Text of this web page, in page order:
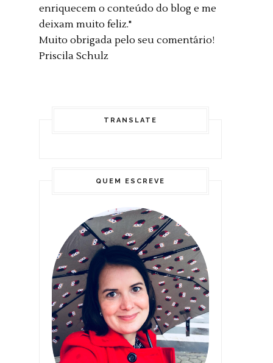
enriquecem o conteúdo do blog e me
deixam muito feliz."
Muito obrigada pelo seu comentário!
Priscila Schulz
TRANSLATE
QUEM ESCREVE